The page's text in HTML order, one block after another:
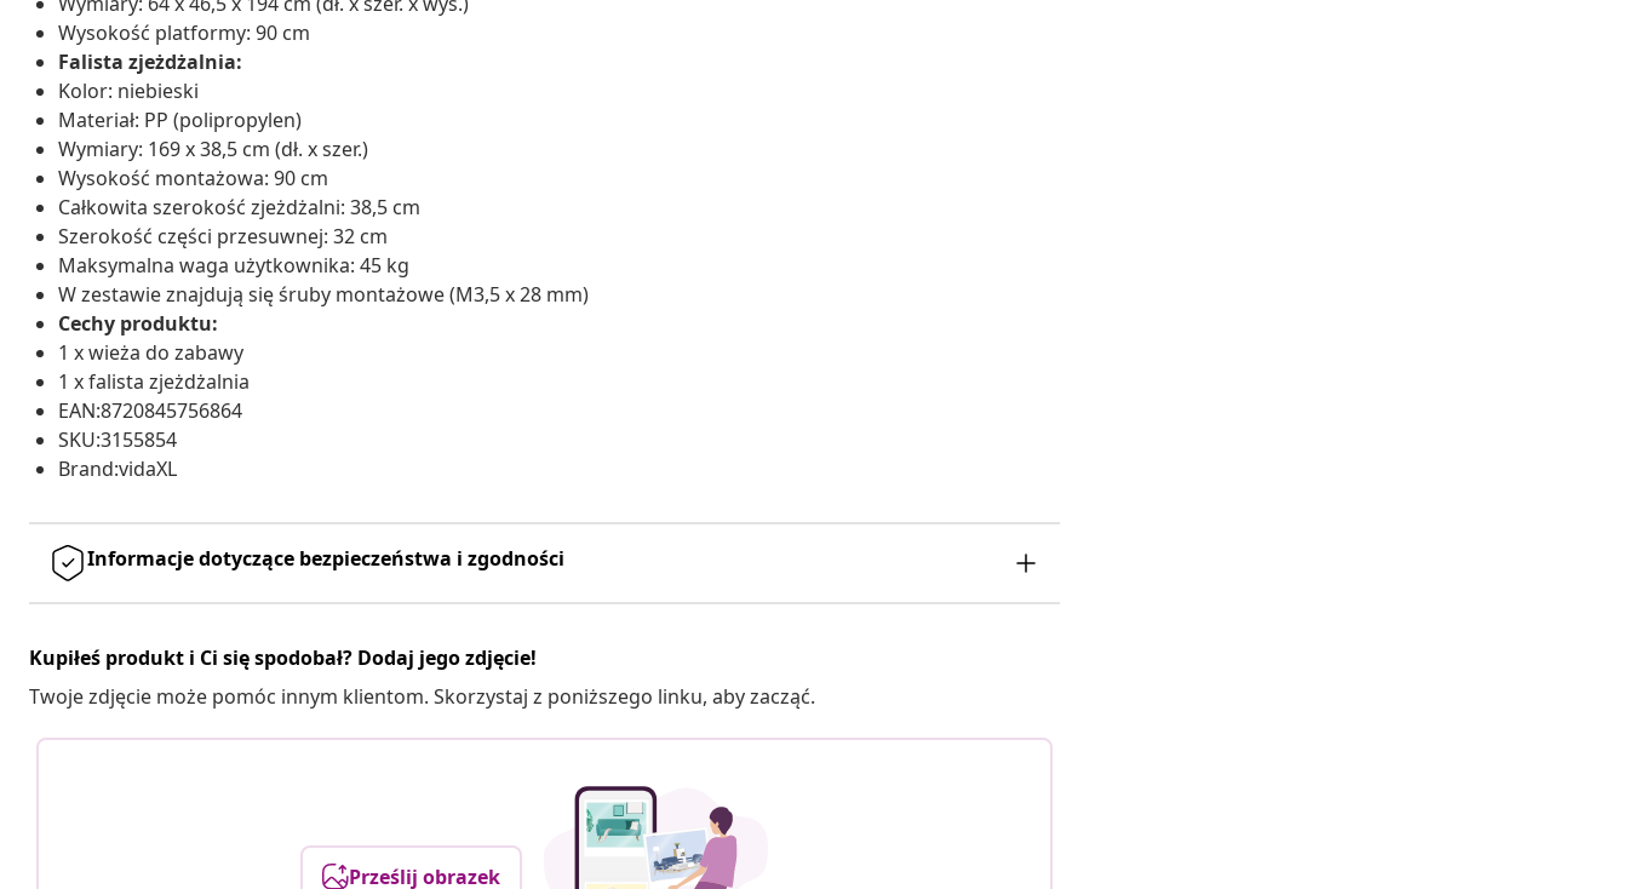
Wysokość platformy: 90 cm
Falista zjeżdżalnia:
Kolor: niebieski
Materiał: PP (polipropylen)
Wymiary: 169 x 38,5 cm (dł. x szer.)
Wysokość montażowa: 90 cm
Całkowita szerokość zjeżdżalni: 38,5 cm
Szerokość części przesuwnej: 32 cm
Maksymalna waga użytkownika: 45 kg
W zestawie znajdują się śruby montażowe (M3,5 x 28 mm)
Cechy produktu:
1 x wieża do zabawy
1 x falista zjeżdżalnia
EAN:8720845756864
SKU:3155854
Brand:vidaXL
Informacje dotyczące bezpieczeństwa i zgodności
Kupiłeś produkt i Ci się spodobał? Dodaj jego zdjęcie!
Twoje zdjęcie może pomóc innym klientom. Skorzystaj z poniższego linku, aby zacząć.
Prześlij obrazek